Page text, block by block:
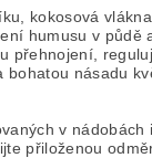
kokosová
humusu v půdě
přehnojení,
násadu
v nádobách
přiloženou